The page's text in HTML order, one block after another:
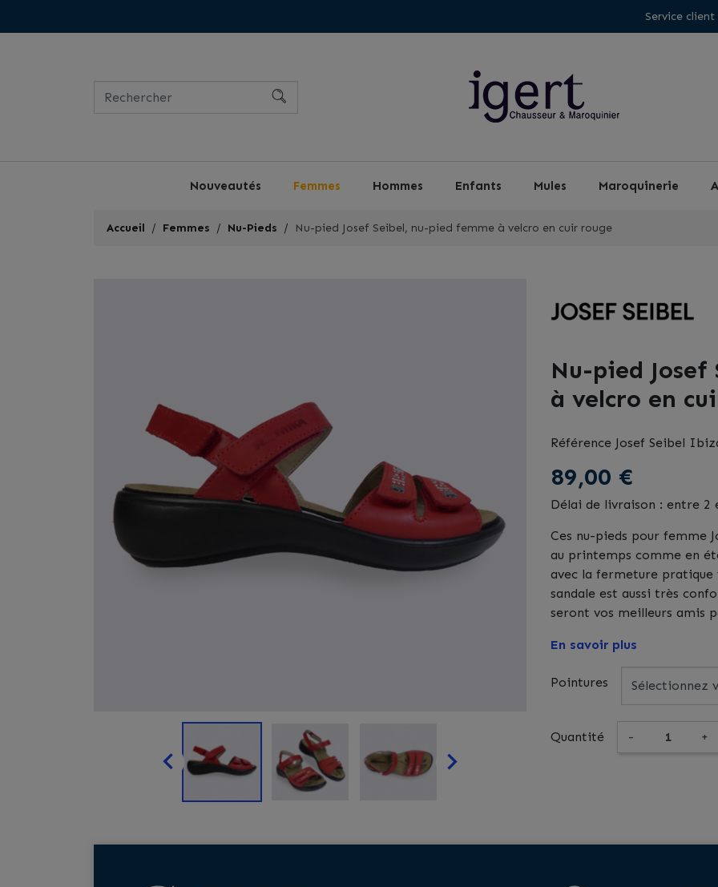
Service
Nouveautés Femmes Hommes Enfants Mules Maroquinerie
Accueil Femmes Nu-Pieds Nu-pied Josef Seibel, nu-pied femme à velcro en cuir rouge
 
Nu-pied
à velcro en
Référence Josef Seibel
89,00 €
Délai de livraison : entre 2
Ces nu-pieds pour femme
au printemps comme en
avec la fermeture
sandale est aussi très
seront vos meilleurs amis
En savoir plus
Pointures
Quantité - +